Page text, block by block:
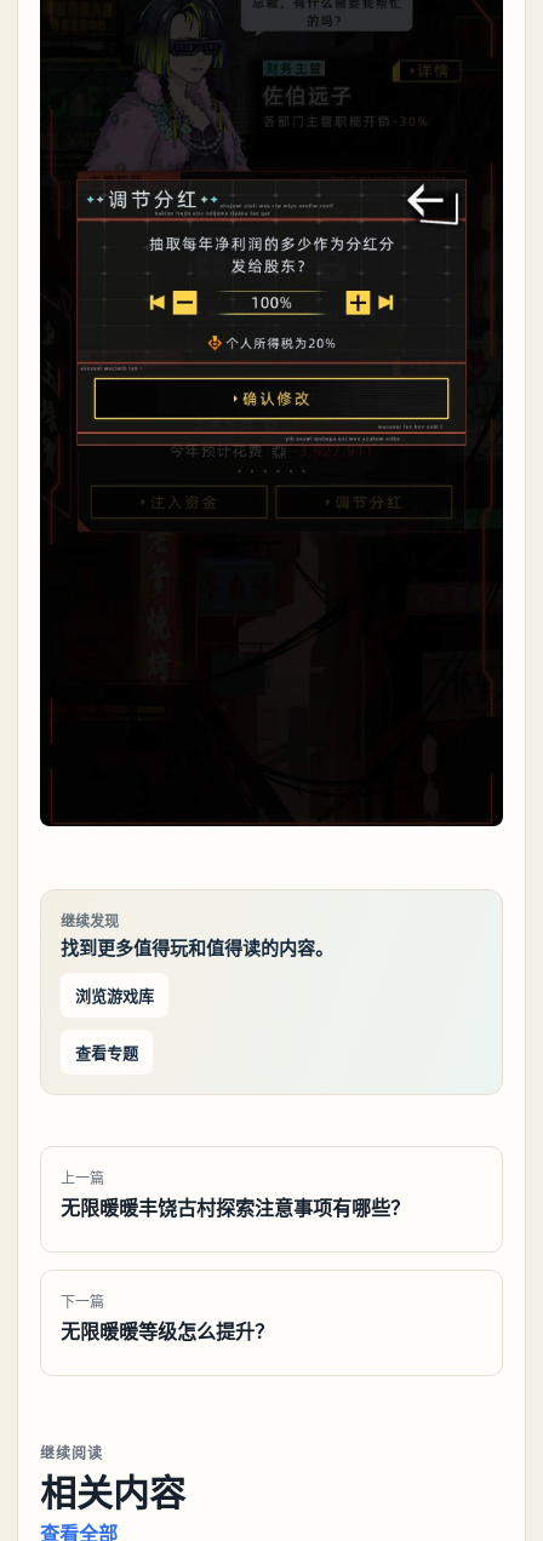
继续发现
找到更多值得玩和值得读的内容。
浏览游戏库
查看专题
上一篇
无限暖暖丰饶古村探索注意事项有哪些？
下一篇
无限暖暖等级怎么提升？
继续阅读
相关内容
查看全部